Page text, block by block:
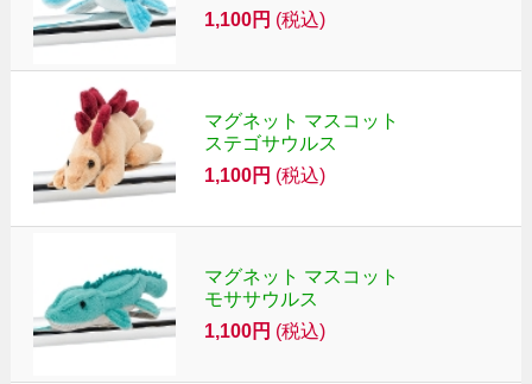
1,100円 (税込)
マグネット マスコット
ステゴサウルス
1,100円 (税込)
マグネット マスコット
モササウルス
1,100円 (税込)